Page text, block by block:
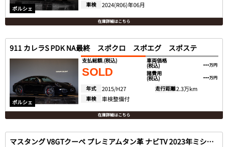
ポルシェ 車検 2024(R06)年06月
在庫詳細はこちら
911 カレラS PDK NA最終 スポクロ スポエグ スポステ
ポルシェ
支払総額.(税込)
SOLD
車両価格
(税込) ---万円
諸費用
(税込) ---万円
年式 2015/H27 走行距離2.3万km
車検 車検整備付
在庫詳細はこちら
マスタング V8GTクーペ プレミアムタン革 ナビTV 2023年ミシュランタイヤ